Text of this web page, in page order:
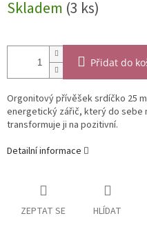
cena:
Skladem (3 ks)
Přidat do
Orgonitový přívěšek srdíčko 25
energetický zářič, který do sebe
transformuje ji na pozitivní.
Detailní informace
ZEPTAT SE HLÍDAT